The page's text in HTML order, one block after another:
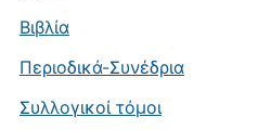
Βιβλία
Περιοδικά-Συνέδρια
Συλλογικοί τόμοι